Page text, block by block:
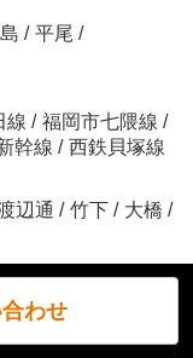
/ 平尾 /
線 / 福岡市七隈線 /
幹線 / 西鉄貝塚線
辺通 / 竹下 / 大橋 /
わせ